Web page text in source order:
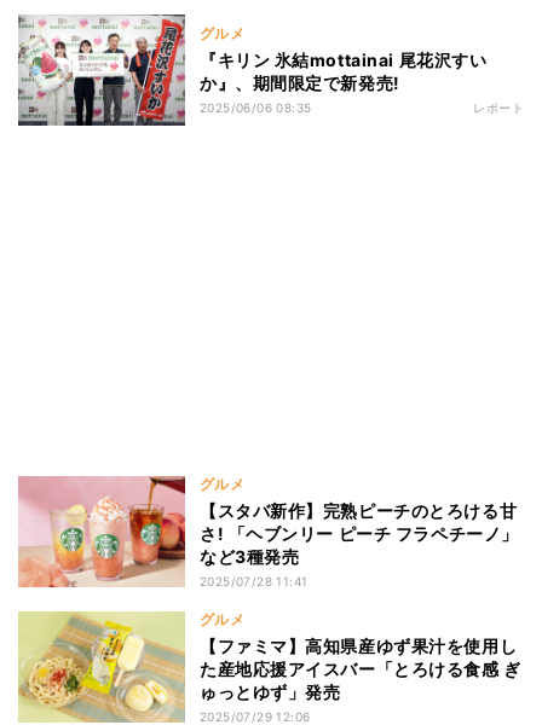
グルメ
『キリン 氷結mottainai 尾花沢すい
か』、期間限定で新発売!
2025/06/06 08:35 レポート
グルメ
【スタバ新作】完熟ピーチのとろける甘
さ! 「ヘブンリー ピーチ フラペチーノ」
など3種発売
2025/07/28 11:41
グルメ
【ファミマ】高知県産ゆず果汁を使用し
た産地応援アイスバー「とろける食感 ぎ
ゅっとゆず」発売
2025/07/29 12:06